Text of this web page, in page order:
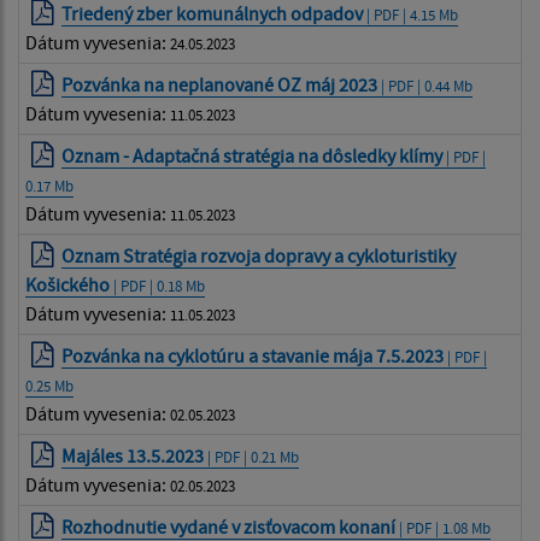
Triedený zber komunálnych odpadov| PDF | 4.15 Mb
Dátum vyvesenia: 24.05.2023
Pozvánka na neplanované OZ máj 2023 | PDF | 0.44 Mb
Dátum vyvesenia: 11.05.2023
Oznam - Adaptačná stratégia na dôsledky klímy| PDF |
0.17 Mb
Dátum vyvesenia: 11.05.2023
Oznam Stratégia rozvoja dopravy a cykloturistiky
Košického | PDF | 0.18 Mb
Dátum vyvesenia: 11.05.2023
Pozvánka na cyklotúru a stavanie mája 7.5.2023 | PDF |
0.25 Mb
Dátum vyvesenia: 02.05.2023
Majáles 13.5.2023 | PDF | 0.21 Mb
Dátum vyvesenia: 02.05.2023
Rozhodnutie vydané v zisťovacom konaní | PDF | 1.08 Mb